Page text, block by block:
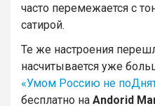
часто перемежается с
сатирой.
Те же настроения
насчитывается уже
«Умом Россию не
бесплатно на Andorid